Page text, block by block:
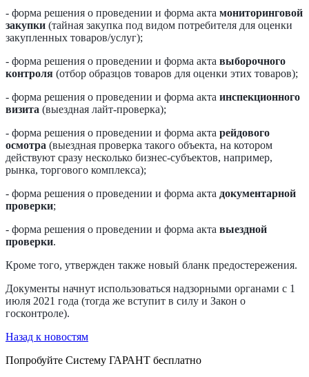
- форма решения о проведении и форма акта мониторинговой
закупки (тайная закупка под видом потребителя для оценки
закупленных товаров/услуг);
- форма решения о проведении и форма акта выборочного
контроля (отбор образцов товаров для оценки этих товаров);
- форма решения о проведении и форма акта инспекционного
визита (выездная лайт-проверка);
- форма решения о проведении и форма акта рейдового
осмотра (выездная проверка такого объекта, на котором
действуют сразу несколько бизнес-субъектов, например,
рынка, торгового комплекса);
- форма решения о проведении и форма акта документарной
проверки;
- форма решения о проведении и форма акта выездной
проверки.
Кроме того, утвержден также новый бланк предостережения.
Документы начнут использоваться надзорными органами с 1
июля 2021 года (тогда же вступит в силу и Закон о
госконтроле).
Назад к новостям
Попробуйте Систему ГАРАНТ бесплатно